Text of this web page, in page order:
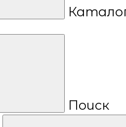
Поиск